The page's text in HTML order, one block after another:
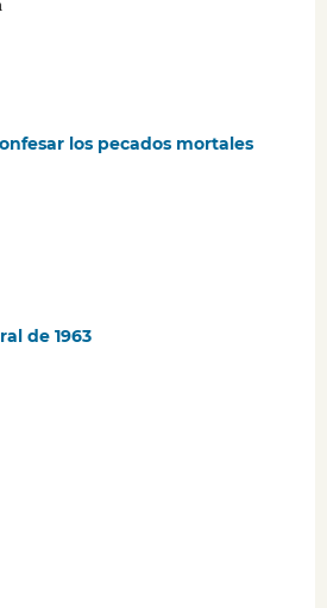
los pecados mortales
de 1963